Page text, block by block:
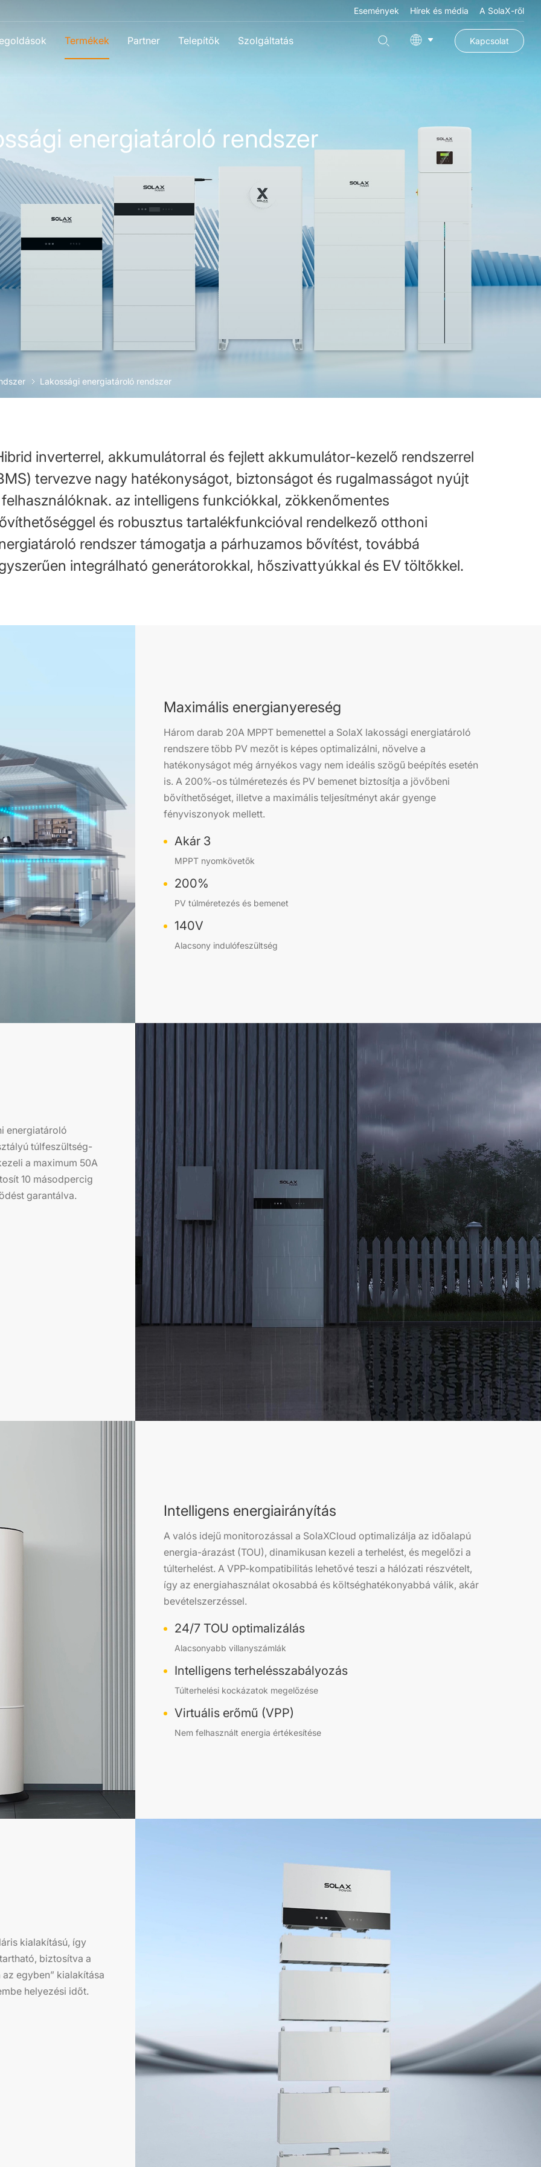
Események Hírek és média A SolaX-ről
Termékek Partner Telepítők Szolgáltatás Kapcsolat
energiatároló rendszer
Lakossági energiatároló rendszer
inverterrel, akkumulátorral és fejlett akkumulátor-kezelő rendszerrel
tervezve nagy hatékonyságot, biztonságot és rugalmasságot nyújt
az intelligens funkciókkal, zökkenőmentes
és robusztus tartalékfunkcióval rendelkező otthoni
rendszer támogatja a párhuzamos bővítést, továbbá
integrálható generátorokkal, hőszivattyúkkal és EV töltőkkel.
Maximális energianyereség
Három darab 20A MPPT bemenettel a SolaX lakossági energiatároló
rendszere több PV mezőt is képes optimalizálni, növelve a
hatékonyságot még árnyékos vagy nem ideális szögű beépítés esetén
is. A 200%-os túlméretezés és PV bemenet biztosítja a jövőbeni
bővíthetőséget, illetve a maximális teljesítményt akár gyenge
fényviszonyok mellett.
Akár 3
MPPT nyomkövetők
200%
PV túlméretezés és bemenet
140V
Alacsony indulófeszültség
energiatároló
túlfeszültség-
a maximum 50A
10 másodpercig
garantálva.
Intelligens energiairányítás
A valós idejű monitorozással a SolaXCloud optimalizálja az időalapú
energia-árazást (TOU), dinamikusan kezeli a terhelést, és megelőzi a
túlterhelést. A VPP-kompatibilitás lehetővé teszi a hálózati részvételt,
így az energiahasználat okosabbá és költséghatékonyabbá válik, akár
bevételszerzéssel.
24/7 TOU optimalizálás
Alacsonyabb villanyszámlák
Intelligens terhelésszabályozás
Túlterhelési kockázatok megelőzése
Virtuális erőmű (VPP)
Nem felhasznált energia értékesítése
kialakítású, így
biztosítva a
egyben” kialakítása
helyezési időt.